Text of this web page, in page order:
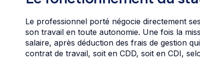
Le professionnel porté négocie directement
son travail en toute autonomie. Une fois la
salaire, après déduction des frais de gestion
contrat de travail, soit en CDD, soit en CDI,